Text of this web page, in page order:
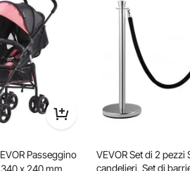
Passeggino
340 x 240 mm
VEVOR Set di 2 pezzi
candelieri, Set di